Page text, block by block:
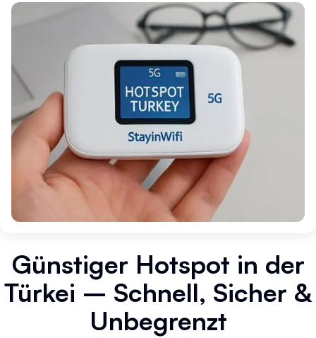
Günstiger Hotspot in der
Türkei – Schnell, Sicher &
Unbegrenzt